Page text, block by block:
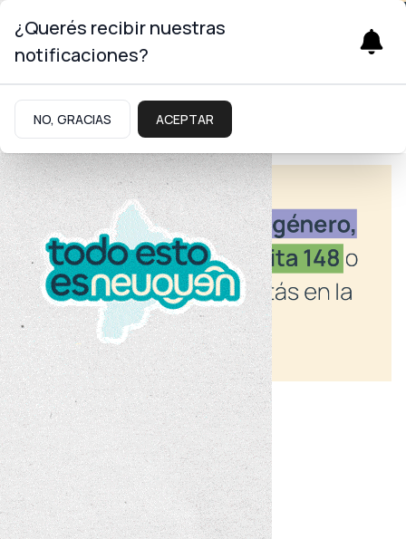
¿Querés recibir nuestras
notificaciones?
NO, GRACIAS ACEPTAR